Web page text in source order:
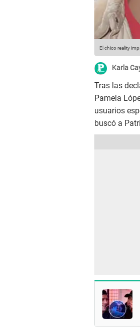
El chico reality
Karla
Tras las
Pamela
usuarios
buscó a